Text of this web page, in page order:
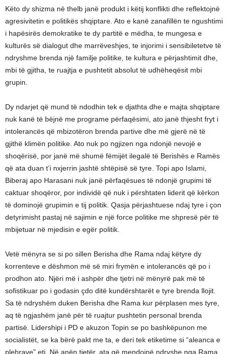
Këto dy shizma në thelb janë produkt i këtij konflikti dhe reflektojnë
agresivitetin e politikës shqiptare. Ato e kanë zanafillën te ngushtimi
i hapësirës demokratike te dy partitë e mëdha, te mungesa e
kulturës së dialogut dhe marrëveshjes, te injorimi i sensibiletetve të
ndryshme brenda një familje politike, te kultura e përjashtimit dhe,
mbi të gjitha, te ruajtja e pushtetit absolut të udhëheqësit mbi
grupin.
Dy ndarjet që mund të ndodhin tek e djathta dhe e majta shqiptare
nuk kanë të bëjnë me programe përfaqësimi, ato janë thjesht fryt i
intolerancës që mbizotëron brenda partive dhe më gjerë në të
gjithë klimën politike. Ato nuk po ngjizen nga ndonjë nevojë e
shoqërisë, por janë më shumë fëmijët ilegalë të Berishës e Ramës
që ata duan t’i nxjerrin jashtë shtëpisë së tyre. Topi apo Islami,
Biberaj apo Harasani nuk janë përfaqësues të ndonjë grupimi të
caktuar shoqëror, por individë që nuk i përshtaten liderit që kërkon
të dominojë grupimin e tij politik. Qasja përjashtuese ndaj tyre i çon
detyrimisht pastaj në sajimin e një force politike me shpresë për të
mbijetuar në mjedisin e egër politik.
Vetë mënyra se si po sillen Berisha dhe Rama ndaj këtyre dy
korrenteve e dëshmon më së miri frymën e intolerancës që po i
prodhon ato. Njëri më i ashpër dhe tjetri në mënyrë pak më të
sofistikuar po i godasin çdo ditë kundërshtarët e tyre brenda llojit.
Sa të ndryshëm duken Berisha dhe Rama kur përplasen mes tyre,
aq të ngjashëm janë për të ruajtur pushtetin personal brenda
partisë. Lidershipi i PD e akuzon Topin se po bashkëpunon me
socialistët, se ka bërë pakt me ta, e deri tek etiketime si “aleanca e
plehrave” etj. Në anën tjetër, ata që mendojnë ndryshe nga Rama